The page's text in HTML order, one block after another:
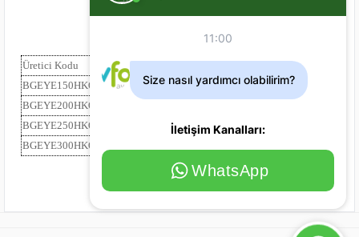
Üretici Kodu
Ağırlık (gr)
BGEYE150HKORG
8682022831347 ORANGE 150
BGEYE200HKORG
BGEYE250HKORG
8682022831361 ORANGE 250
BGEYE300HKORG
11:00
Size nasıl yardımcı olabilirim?
İletişim Kanalları:
WhatsApp